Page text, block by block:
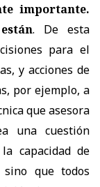
importante.
. De esta
para el
y acciones de
por ejemplo, a
que asesora
una cuestión
capacidad de
que todos